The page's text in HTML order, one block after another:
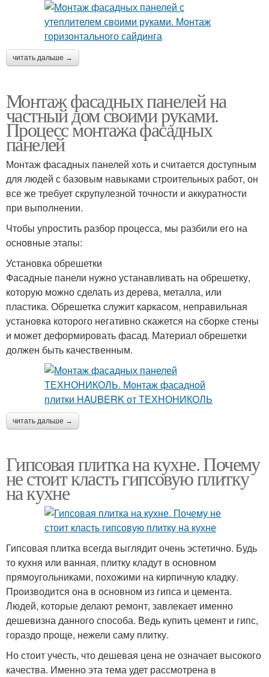
читать дальше →
Монтаж фасадных панелей на
частный дом своими руками.
Процесс монтажа фасадных
панелей
Монтаж фасадных панелей хоть и считается доступным
для людей с базовым навыками строительных работ, он
все же требует скрупулезной точности и аккуратности
при выполнении.
Чтобы упростить разбор процесса, мы разбили его на
основные этапы:
Установка обрешетки
Фасадные панели нужно устанавливать на обрешетку,
которую можно сделать из дерева, металла, или
пластика. Обрешетка служит каркасом, неправильная
установка которого негативно скажется на сборке стены
и может деформировать фасад. Материал обрешетки
должен быть качественным.
читать дальше →
Гипсовая плитка на кухне. Почему
не стоит класть гипсовую плитку
на кухне
Гипсовая плитка всегда выглядит очень эстетично. Будь
то кухня или ванная, плитку кладут в основном
прямоугольниками, похожими на кирпичную кладку.
Производится она в основном из гипса и цемента.
Людей, которые делают ремонт, завлекает именно
дешевизна данного способа. Ведь купить цемент и гипс,
гораздо проще, нежели саму плитку.
Но стоит учесть, что дешевая цена не означает высокого
качества. Именно эта тема удет рассмотрена в